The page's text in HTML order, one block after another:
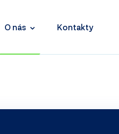
O nás Kontakty